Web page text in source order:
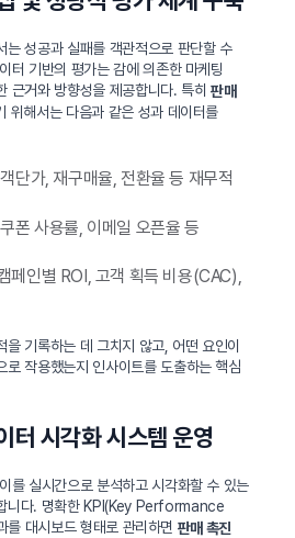
는 성공과 실패를 객관적으로 판단할 수
터 기반의 평가는 감에 의존한 마케팅
근거와 방향성을 제공합니다. 특히판매
위해서는 다음과 같은 성과 데이터를
단가, 재구매율, 전환율 등 재무적
폰 사용률, 이메일 오픈율 등
페인별 ROI, 고객 획득 비용(CAC),
기록하는 데 그치지 않고, 어떤 요인이
로 작용했는지 인사이트를 도출하는 핵심
터 시각화 시스템 운영
를 실시간으로 분석하고 시각화할 수 있는
니다. 명확한 KPI(Key Performance
대시보드 형태로 관리하면 판매 촉진